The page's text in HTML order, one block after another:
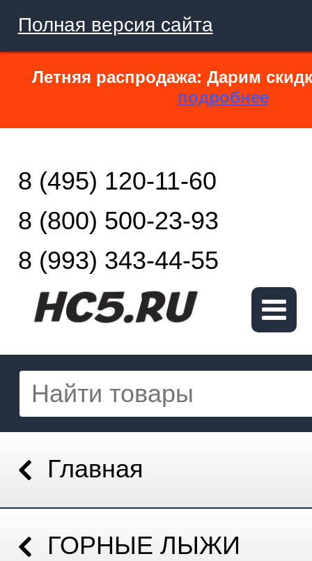
Полная версия сайта
Летняя распродажа: Дарим
подробнее
8 (495) 120-11-60
8 (800) 500-23-93
8 (993) 343-44-55
Главная
ГОРНЫЕ ЛЫЖИ